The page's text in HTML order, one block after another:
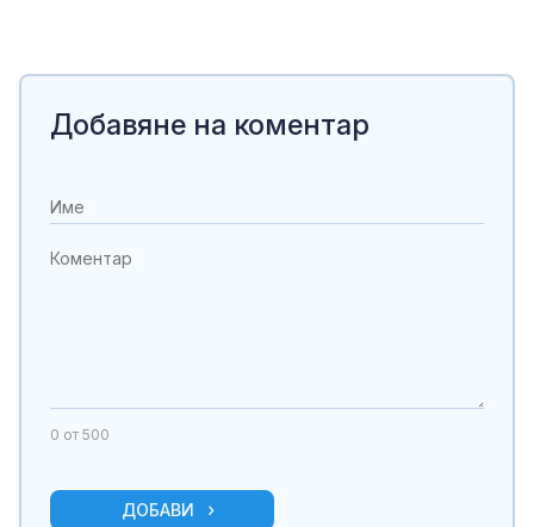
Добавяне на коментар
0 от 500
ДОБАВИ